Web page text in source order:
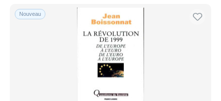
Français
Prix fixes
Enchères avec offres
Enchères sans offres
Maisons de vente
Nouveau